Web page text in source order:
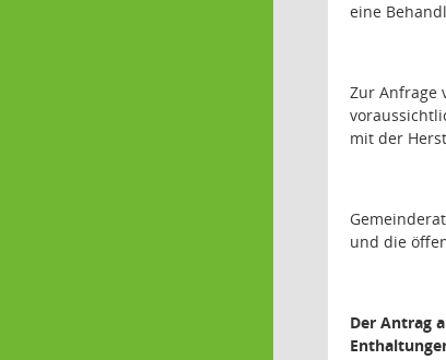
eine
Zur Anfrage
mit der
und die
Der Antrag